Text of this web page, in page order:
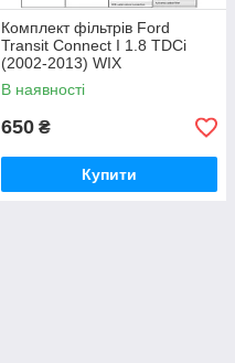
Комплект фільтрів Ford
Transit Connect I 1.8 TDCi
(2002-2013) WIX
В наявності
650 ₴
Купити